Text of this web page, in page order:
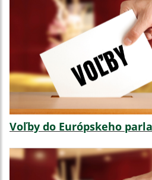
Voľby do Európskeho